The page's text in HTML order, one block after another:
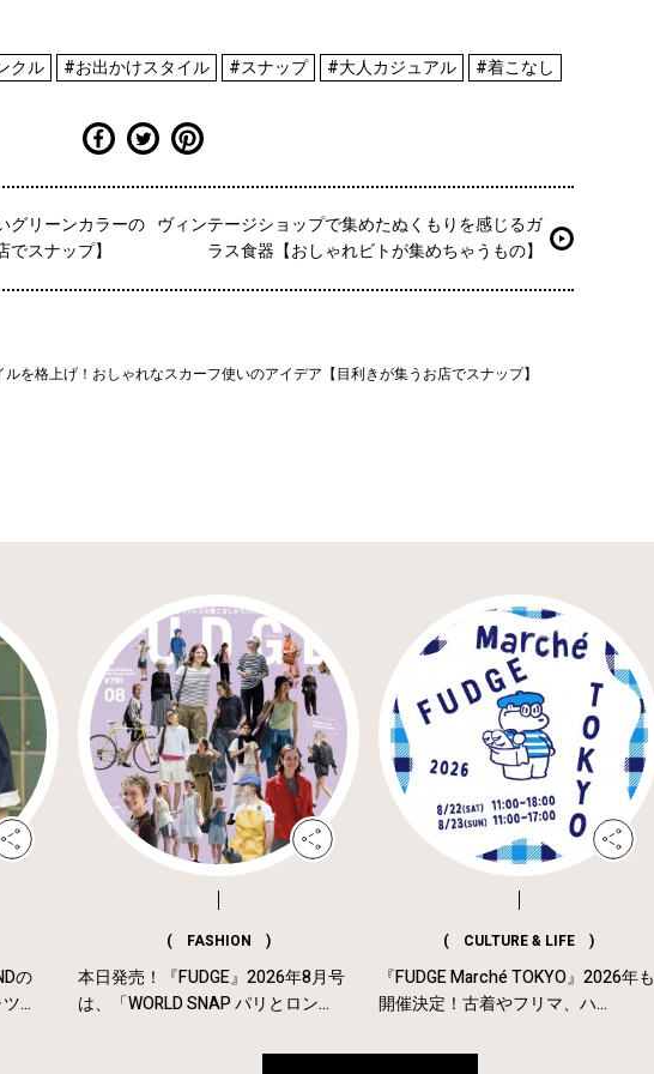
クル #お出かけスタイル #スナップ #大人カジュアル #着こなし
グリーンカラーの
スナップ】
ヴィンテージショップで集めたぬくもりを感じるガ
ラス食器【おしゃれビトが集めちゃうもの】
を格上げ！おしゃれなスカーフ使いのアイデア【目利きが集うお店でスナップ】
の
...
( FASHION )
本日発売！『FUDGE』2026年8月号
は、「WORLD SNAP パリとロン...
( CULTURE & LIFE )
『FUDGE Marché TOKYO』2026年も
開催決定！古着やフリマ、ハ...